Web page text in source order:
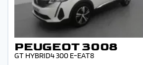
PEUGEOT 3008
GT HYBRID4 300 E-EAT8